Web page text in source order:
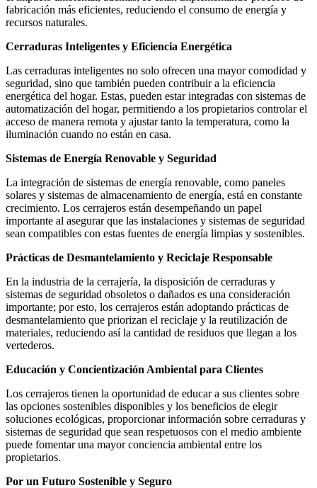
fabricación más eficientes, reduciendo el consumo de energía y
recursos naturales.
Cerraduras Inteligentes y Eficiencia Energética
Las cerraduras inteligentes no solo ofrecen una mayor comodidad y
seguridad, sino que también pueden contribuir a la eficiencia
energética del hogar. Estas, pueden estar integradas con sistemas de
automatización del hogar, permitiendo a los propietarios controlar el
acceso de manera remota y ajustar tanto la temperatura, como la
iluminación cuando no están en casa.
Sistemas de Energía Renovable y Seguridad
La integración de sistemas de energía renovable, como paneles
solares y sistemas de almacenamiento de energía, está en constante
crecimiento. Los cerrajeros están desempeñando un papel
importante al asegurar que las instalaciones y sistemas de seguridad
sean compatibles con estas fuentes de energía limpias y sostenibles.
Prácticas de Desmantelamiento y Reciclaje Responsable
En la industria de la cerrajería, la disposición de cerraduras y
sistemas de seguridad obsoletos o dañados es una consideración
importante; por esto, los cerrajeros están adoptando prácticas de
desmantelamiento que priorizan el reciclaje y la reutilización de
materiales, reduciendo así la cantidad de residuos que llegan a los
vertederos.
Educación y Concientización Ambiental para Clientes
Los cerrajeros tienen la oportunidad de educar a sus clientes sobre
las opciones sostenibles disponibles y los beneficios de elegir
soluciones ecológicas, proporcionar información sobre cerraduras y
sistemas de seguridad que sean respetuosos con el medio ambiente
puede fomentar una mayor conciencia ambiental entre los
propietarios.
Por un Futuro Sostenible y Seguro